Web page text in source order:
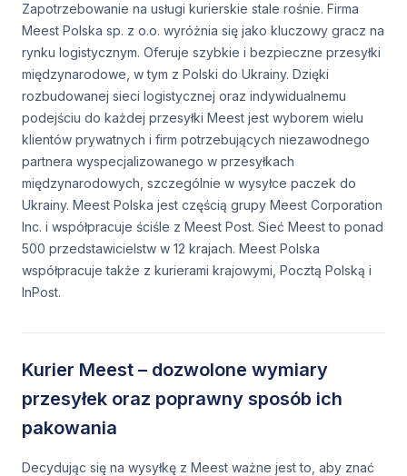
Zapotrzebowanie na usługi kurierskie stale rośnie. Firma
Meest Polska sp. z o.o. wyróżnia się jako kluczowy gracz na
rynku logistycznym. Oferuje szybkie i bezpieczne przesyłki
międzynarodowe, w tym z Polski do Ukrainy. Dzięki
rozbudowanej sieci logistycznej oraz indywidualnemu
podejściu do każdej przesyłki Meest jest wyborem wielu
klientów prywatnych i firm potrzebujących niezawodnego
partnera wyspecjalizowanego w przesyłkach
międzynarodowych, szczególnie w wysyłce paczek do
Ukrainy. Meest Polska jest częścią grupy Meest Corporation
Inc. i współpracuje ściśle z Meest Post. Sieć Meest to ponad
500 przedstawicielstw w 12 krajach. Meest Polska
współpracuje także z kurierami krajowymi, Pocztą Polską i
InPost.
Kurier Meest – dozwolone wymiary
przesyłek oraz poprawny sposób ich
pakowania
Decydując się na wysyłkę z Meest ważne jest to, aby znać